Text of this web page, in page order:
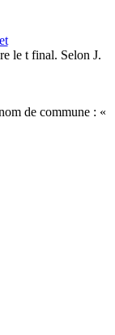
le t final. Selon J.
de commune : «